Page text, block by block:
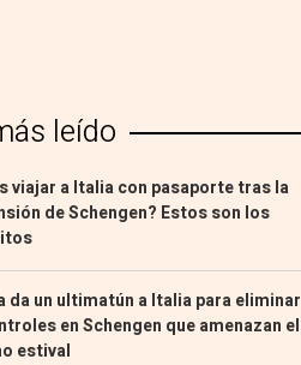
leído
viajar a Italia con pasaporte tras la
de Schengen? Estos son los
da un ultimatún a Italia para eliminar
en Schengen que amenazan el
estival